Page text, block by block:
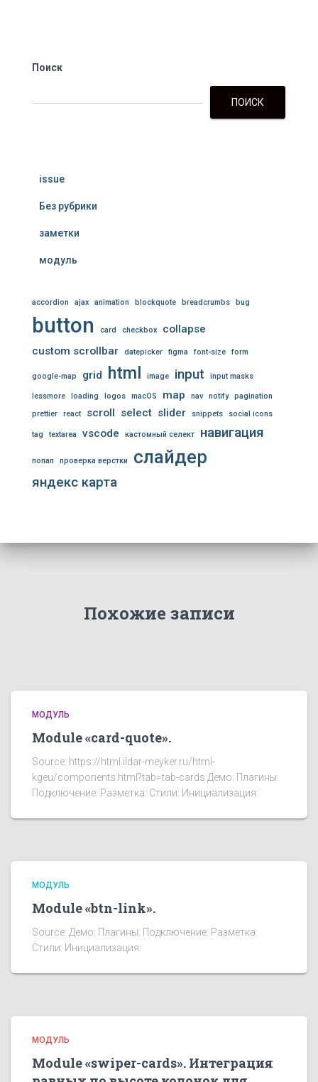
Поиск
ПОИСК
issue
Без рубрики
заметки
модуль
accordion ajax animation blockquote breadcrumbs bug
button card checkbox
collapse
custom scrollbar
datepicker figma font-size form
google-map grid html image input input masks
lessmore loading logos macOS map nav notify
pagination
prettier
react scroll select slider snippets social icons
tag textarea vscode кастомный селект навигация
попап проверка верстки слайдер
яндекс карта
Похожие записи
МОДУЛЬ
Module «card-quote».
Source: https://html.ildar-meyker.ru/html-
kgeu/components.html?tab=tab-cards Демо: Плагины:
Подключение: Разметка: Стили: Инициализация:
МОДУЛЬ
Module «btn-link».
Source: Демо: Плагины: Подключение: Разметка:
Стили: Инициализация:
МОДУЛЬ
Module «swiper-cards». Интеграция